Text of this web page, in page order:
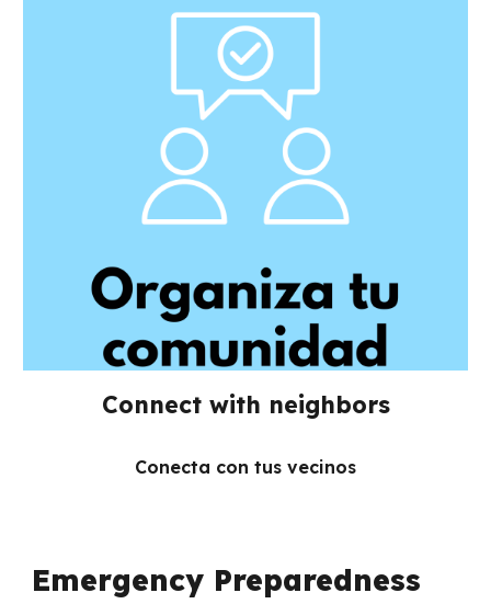
Connect with neighbors
Conecta con tus vecinos
Emergency Preparedness